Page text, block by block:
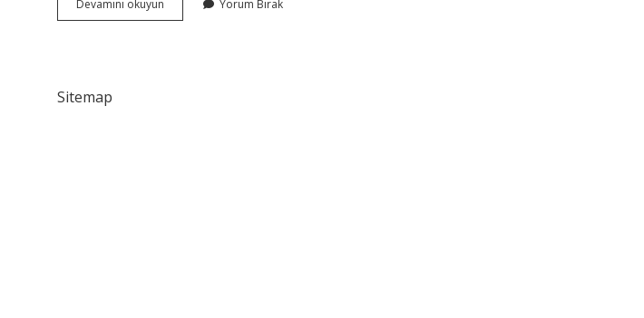
Devamını okuyun
Nasıl
Yorum Bırak
Sitemap